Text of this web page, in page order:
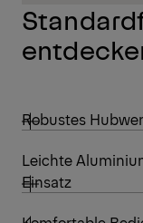
Robustes
Leichte
Einsatz